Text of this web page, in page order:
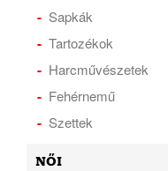
Sapkák
Tartozékok
Harcművészetek
Fehérnemű
Szettek
NŐI